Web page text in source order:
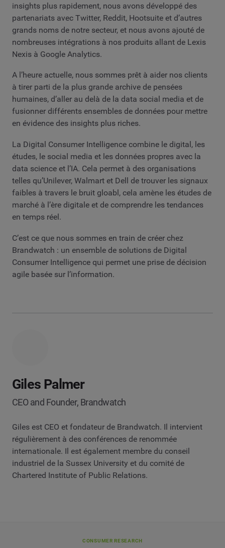
insights plus rapidement, nous avons développé des
partenariats avec Twitter, Reddit, Hootsuite et d’autres
grands noms de notre secteur, et nous avons ajouté de
nombreuses intégrations à nos produits allant de Lexis
Nexis à Google Analytics.
A l’heure actuelle, nous sommes prêt à aider nos clients
à tirer parti de la plus grande archive de pensées
humaines, d’aller au delà de la data social media et de
fusionner différents ensembles de données pour mettre
en évidence des insights plus riches.
La Digital Consumer Intelligence combine le digital, les
études, le social media et les données propres avec la
data science et l’IA. Cela permet à des organisations
telles qu’Unilever, Walmart et Dell de trouver les signaux
faibles à travers le bruit gloabl, cela amène les études de
marché à l’ère digitale et de comprendre les tendances
en temps réel.
C’est ce que nous sommes en train de créer chez
Brandwatch : un ensemble de solutions de Digital
Consumer Intelligence qui permet une prise de décision
agile basée sur l’information.
Giles Palmer
CEO and Founder, Brandwatch
Giles est CEO et fondateur de Brandwatch. Il intervient
régulièrement à des conférences de renommée
internationale. Il est également membre du conseil
industriel de la Sussex University et du comité de
Chartered Institute of Public Relations.
CONSUMER RESEARCH